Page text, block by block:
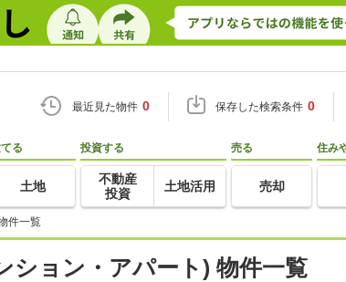
最近見た物件 0 保存した検索条件 0
る
土地
投資する
不動産
投資
土地活用
売る
売却
住み
件一覧
ション・アパート) 物件一覧